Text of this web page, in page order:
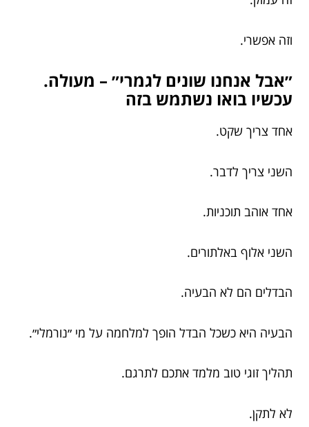
וזה אפשרי.
״אבל אנחנו שונים לגמרי״ – מעולה.
עכשיו בואו נשתמש בזה
אחד צריך שקט.
השני צריך לדבר.
אחד אוהב תוכניות.
השני אלוף באלתורים.
הבדלים הם לא הבעיה.
הבעיה היא כשכל הבדל הופך למלחמה על מי ״נורמלי״.
תהליך זוגי טוב מלמד אתכם לתרגם.
לא לתקן.